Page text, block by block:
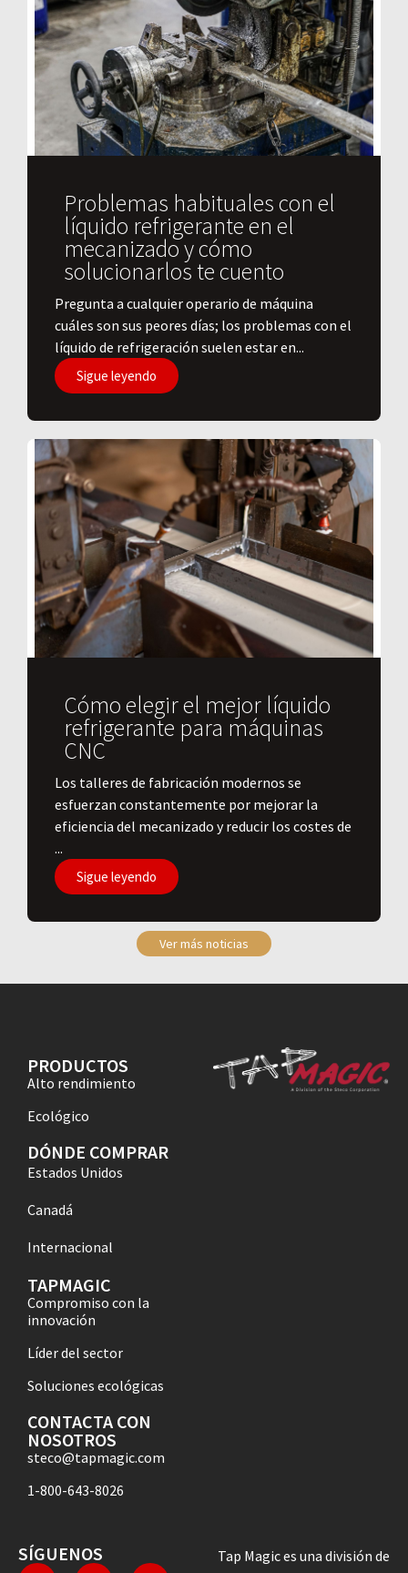
Problemas habituales con el
líquido refrigerante en el
mecanizado y cómo
solucionarlos te cuento
Pregunta a cualquier operario de máquina
cuáles son sus peores días; los problemas con el
líquido de refrigeración suelen estar en...
Sigue leyendo
Cómo elegir el mejor líquido
refrigerante para máquinas
CNC
Los talleres de fabricación modernos se
esfuerzan constantemente por mejorar la
eficiencia del mecanizado y reducir los costes de
...
Sigue leyendo
Ver más noticias
PRODUCTOS
Alto rendimiento
Ecológico
DÓNDE COMPRAR
Estados Unidos
Canadá
Internacional
TAPMAGIC
Compromiso con la
innovación
Líder del sector
Soluciones ecológicas
CONTACTA CON
NOSOTROS
steco@tapmagic.com
1-800-643-8026
SÍGUENOS
Tap Magic es una división de